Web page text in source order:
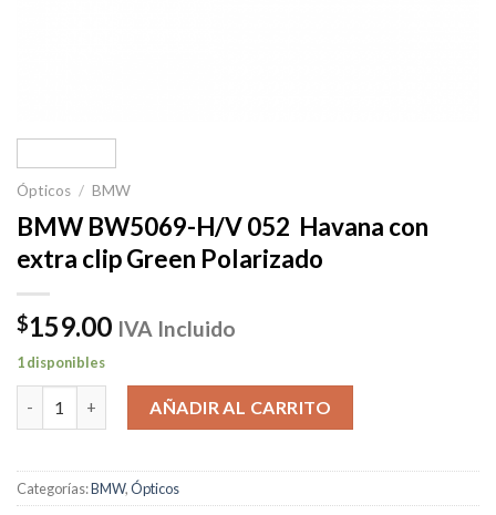
Ópticos / BMW
BMW BW5069-H/V 052 Havana con
extra clip Green Polarizado
$159.00 IVA Incluido
1 disponibles
BMW BW5069-H/V 052 Havana con extra clip Green
AÑADIR AL CARRITO
Categorías:BMW,Ópticos